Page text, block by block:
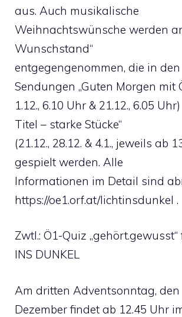
aus. Auch musikalische
Weihnachtswünsche werden
Wunschstand“
entgegengenommen, die in den
Sendungen „Guten Morgen mit
1.12., 6.10 Uhr & 21.12., 6.05
Titel – starke Stücke“
(21.12., 28.12. & 4.1., jeweils ab
gespielt werden. Alle
Informationen im Detail sind
https://oe1.orf.at/lichtinsdunkel .
Zwtl.: Ö1-Quiz
INS DUNKEL
Am dritten Adventsonntag, den
Dezember findet ab 12.45 Uhr